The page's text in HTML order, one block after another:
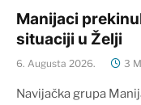
Manijaci
situaciji u Želji
6. Augusta 2026. 3
Navijačka grupa